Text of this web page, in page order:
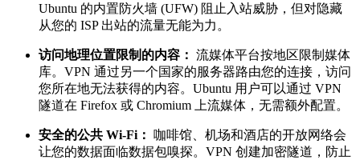
Ubuntu 的内置防火墙 (UFW) 阻止入站威胁，但对隐藏
从您的 ISP 出站的流量无能为力。
访问地理位置限制的内容： 流媒体平台按地区限制媒体
库。VPN 通过另一个国家的服务器路由您的连接，访问
您所在地无法获得的内容。Ubuntu 用户可以通过 VPN
隧道在 Firefox 或 Chromium 上流媒体，无需额外配置。
安全的公共 Wi-Fi：
咖啡馆、机场和酒店的开放网络会
让您的数据面临数据包嗅探。VPN 创建加密隧道，防止